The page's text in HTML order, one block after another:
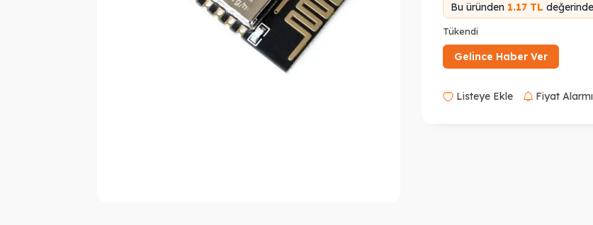
Bu üründen 1.17 TL değerinde
Tükendi
Gelince Haber Ver
Listeye Ekle Fiyat Alarmı